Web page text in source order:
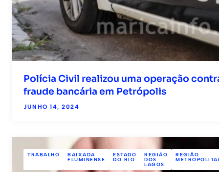
Polícia Civil realizou uma operação
fraude bancária em Petrópolis
JUNHO 14, 2024
TRABALHO BAIXADA
FLUMINENSE
ESTADO
DO RIO
REGIÃO
DOS
LAGOS
REGIÃO